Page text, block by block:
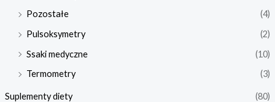
Pozostałe
(4)
Pulsoksymetry
(2)
Ssaki medyczne
(10)
Termometry
(3)
Suplementy diety
(80)